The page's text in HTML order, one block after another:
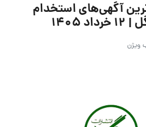
آگهی‌های استخدام
۱۴۰۵
ویژن